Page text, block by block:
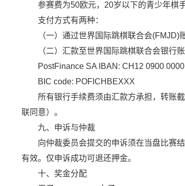
参赛费为50欧元，20岁以下的青少年棋手
支付方式有两种：
（一）通过世界国际跳棋联合会(FMJD)
（二）汇款至世界国际跳棋联合会银行账
PostFinance SA IBAN: CH12 0900 0000
BIC code: POFICHBEXXX
所有银行手续费须由汇款方承担，转账截
联同意）。
九、申诉与仲裁
向仲裁委员会提交的申诉须在当盘比赛结
有效。仅申诉成功可退还押金。
十、奖金分配